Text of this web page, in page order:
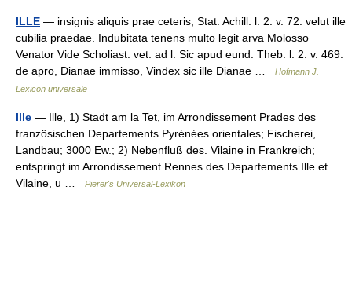
ILLE — insignis aliquis prae ceteris, Stat. Achill. l. 2. v. 72. velut ille
cubilia praedae. Indubitata tenens multo legit arva Molosso
Venator Vide Scholiast. vet. ad l. Sic apud eund. Theb. l. 2. v. 469.
de apro, Dianae immisso, Vindex sic ille Dianae …
Hofmann J.
Lexicon universale
Ille — Ille, 1) Stadt am la Tet, im Arrondissement Prades des
französischen Departements Pyrénées orientales; Fischerei,
Landbau; 3000 Ew.; 2) Nebenfluß des. Vilaine in Frankreich;
entspringt im Arrondissement Rennes des Departements Ille et
Vilaine, u …
Pierer's Universal-Lexikon